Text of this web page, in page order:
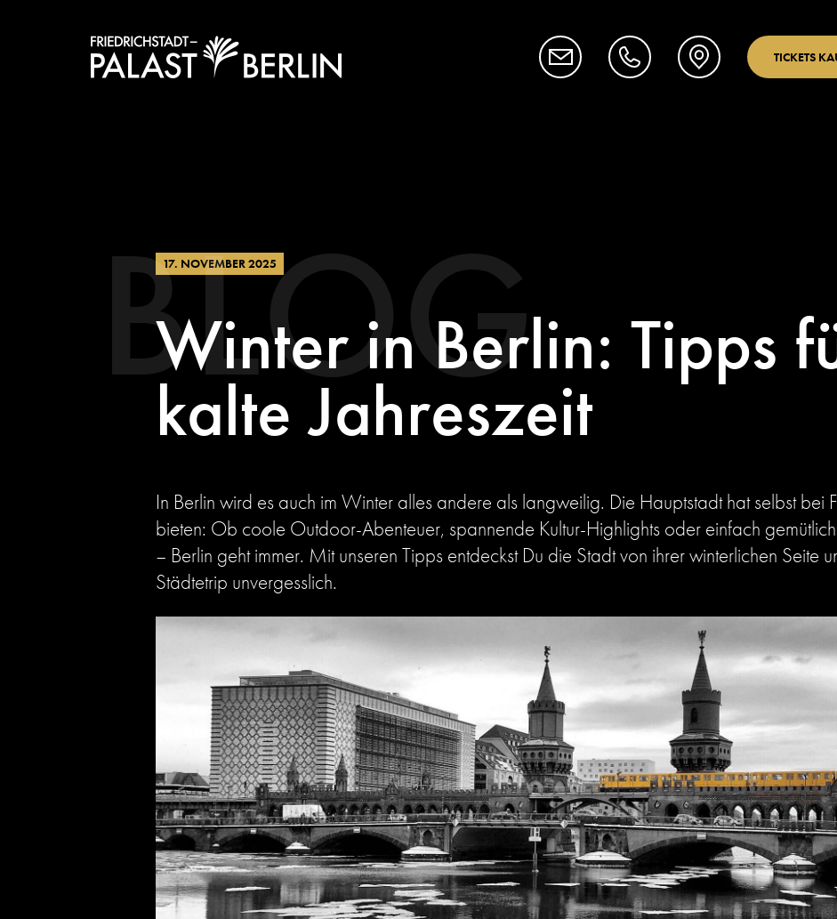
TICKETS
BLOG
17. NOVEMBER 2025
Winter in Berlin: Tipps
kalte Jahreszeit
In Berlin wird es auch im Winter alles andere als langweilig. Die Hauptstadt hat selbst bei
bieten: Ob coole Outdoor-Abenteuer, spannende Kultur-Highlights oder einfach
– Berlin geht immer. Mit unseren Tipps entdeckst Du die Stadt von ihrer winterlichen Seite
Städtetrip unvergesslich.